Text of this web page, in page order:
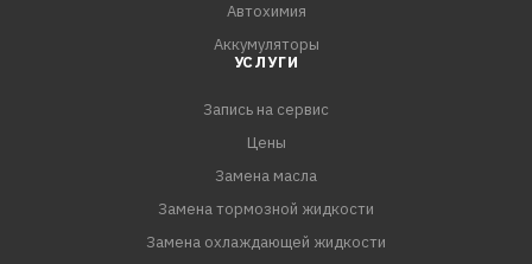
Автохимия
Аккумуляторы
УСЛУГИ
Запись на сервис
Цены
Замена масла
Замена тормозной жидкости
Замена охлаждающей жидкости